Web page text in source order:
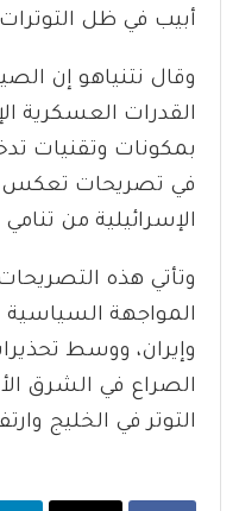
أبيب في ظل
وقال نتنياهو إن
القدرات العسكرية
بمكونات وتقنيات
في تصريحات تعكس
الإسرائيلية من
وتأتي هذه
المواجهة السياسية
وإيران، ووسط
الصراع في الشرق
التوتر في الخليج